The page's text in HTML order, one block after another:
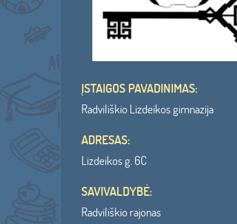
ĮSTAIGOS PAVADINIMAS:
Radviliškio Lizdeikos gimnazija
ADRESAS:
Lizdeikos g. 6C
SAVIVALDYBĖ:
Radviliškio rajonas